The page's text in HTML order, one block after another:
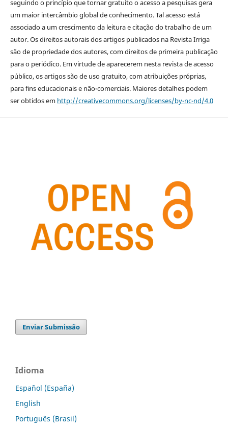
seguindo o princípio que tornar gratuito o acesso a pesquisas gera
um maior intercâmbio global de conhecimento. Tal acesso está
associado a um crescimento da leitura e citação do trabalho de um
autor. Os direitos autorais dos artigos publicados na Revista Irriga
são de propriedade dos autores, com direitos de primeira publicação
para o periódico. Em virtude de aparecerem nesta revista de acesso
público, os artigos são de uso gratuito, com atribuições próprias,
para fins educacionais e não-comerciais. Maiores detalhes podem
ser obtidos em http://creativecommons.org/licenses/by-nc-nd/4.0
Enviar Submissão
Idioma
Español (España)
English
Português (Brasil)